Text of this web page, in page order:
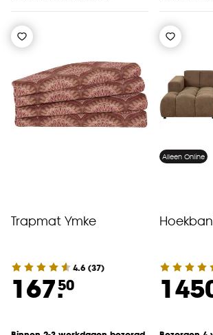
Trapmat Ymke
4.6 (37)
167.50
Alleen Online